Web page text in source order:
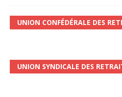
UNION CONFÉDÉRALE DES
UNION SYNDICALE DES